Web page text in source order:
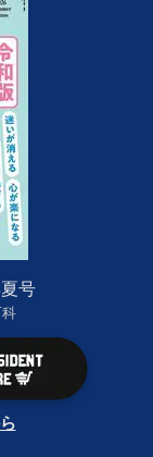
号